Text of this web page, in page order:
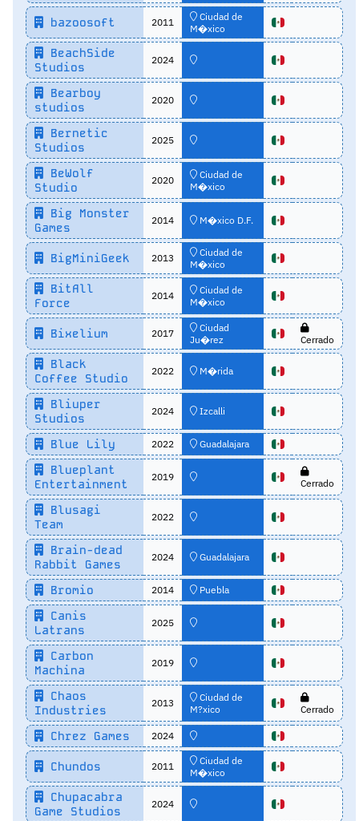
bazoosoft 2011
Ciudad de
M�xico
BeachSide
Studios
2024
Bearboy
studios
2020
Bernetic
Studios
2025
BeWolf
Studio
2020
Ciudad de
M�xico
Big Monster
Games
2014 M�xico D.F.
BigMiniGeek 2013
Ciudad de
M�xico
BitAll
Force
2014
Ciudad de
M�xico
Bixelium 2017
Ciudad
Ju�rez
Cerrado
Black
Coffee Studio
2022 M�rida
Bliuper
Studios
2024 Izcalli
Blue Lily 2022 Guadalajara
Blueplant
Entertainment
2019
Cerrado
Blusagi
Team
2022
Brain-dead
Rabbit Games
2024 Guadalajara
Bromio 2014 Puebla
Canis
Latrans
2025
Carbon
Machina
2019
Chaos
Industries
2013
Ciudad de
M?xico
Cerrado
Chrez Games 2024
Chundos 2011
Ciudad de
M�xico
Chupacabra
Game Studios
2024